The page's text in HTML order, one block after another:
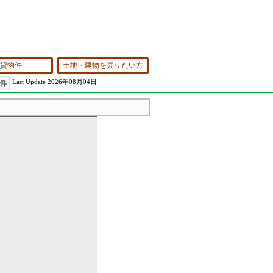
物件 土地・建物を売りたい方
Last Update 2026年08月04日